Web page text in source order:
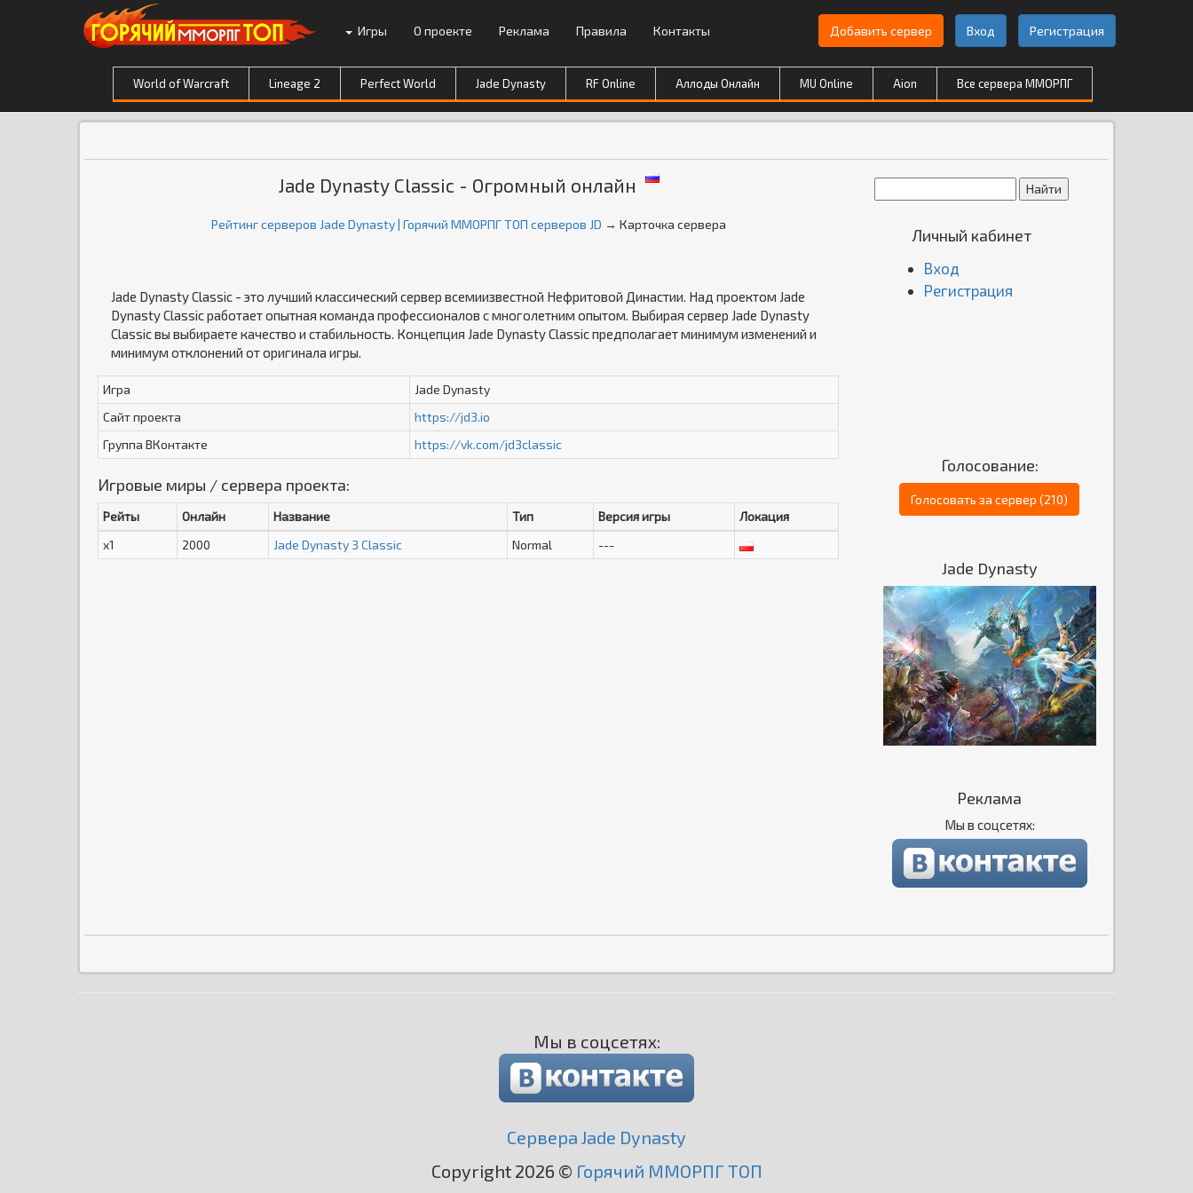
Игры О проекте Реклама Правила Контакты Добавить сервер Вход Регистрация
World of Warcraft Lineage 2 Perfect World Jade Dynasty RF Online Аллоды Онлайн MU Online Aion Все сервера ММОРПГ
Jade Dynasty Classic - Огромный онлайн
Рейтинг серверов Jade Dynasty | Горячий ММОРПГ ТОП серверов JD → Карточка сервера
Jade Dynasty Classic - это лучший классический сервер всемиизвестной Нефритовой Династии. Над проектом Jade
Dynasty Classic работает опытная команда профессионалов с многолетним опытом. Выбирая сервер Jade Dynasty
Classic вы выбираете качество и стабильность. Концепция Jade Dynasty Classic предполагает минимум изменений и
минимум отклонений от оригинала игры.
Игра
Jade Dynasty
Сайт проекта
https://jd3.io
Группа ВКонтакте
https://vk.com/jd3classic
Игровые миры / сервера проекта:
Рейты Онлайн Название Тип Версия игры
Локация
x1
2000 Jade Dynasty 3 Classic Normal ---
Личный кабинет
Вход
Регистрация
Голосование:
Голосовать за сервер (210)
Jade Dynasty
Реклама
Мы в соцсетях:
Мы в соцсетях:
Сервера Jade Dynasty
Copyright 2026 © Горячий ММОРПГ ТОП